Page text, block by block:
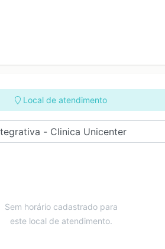
Local de atendimento
Sem horário cadastrado para
este local de atendimento.